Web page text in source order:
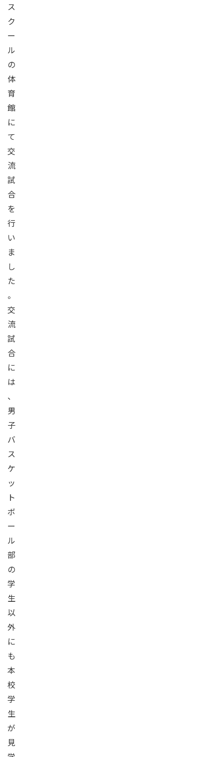
ス
ク
ー
ル
の
体
育
館
に
て
交
流
試
合
を
行
い
ま
し
た
。
交
流
試
合
に
は
、
男
子
バ
ス
ケ
ッ
ト
ボ
ー
ル
部
の
学
生
以
外
に
も
本
校
学
生
が
見